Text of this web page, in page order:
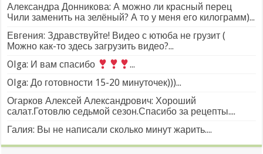
Александра Донникова: А можно ли красный перец
Чили заменить на зелёный? А то у меня его килограмм)...
Евгения: Здравствуйте! Видео с ютюба не грузит (
Можно как-то здесь загрузить видео?...
Olga: И вам спасибо
...
Olga: До готовности 15-20 минуточек)))...
Огарков Алексей Александрович: Хороший
салат.Готовлю седьмой сезон.Спасибо за рецепты....
Галия: Вы не написали сколько минут жарить....